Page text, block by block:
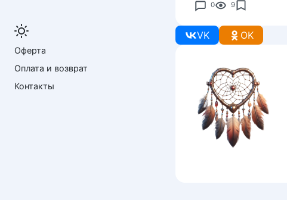
0 9
VK OK
Оферта
Оплата и возврат
Контакты